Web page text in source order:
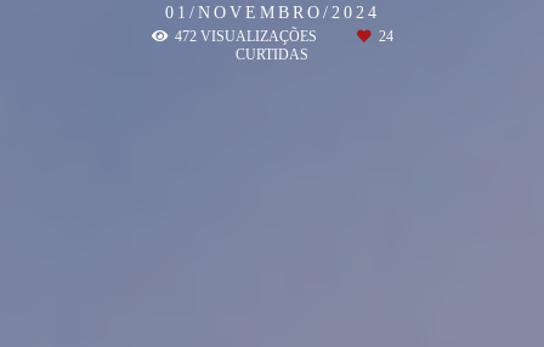
01/NOVEMBRO/2024
472 VISUALIZAÇÕES
24
CURTIDAS